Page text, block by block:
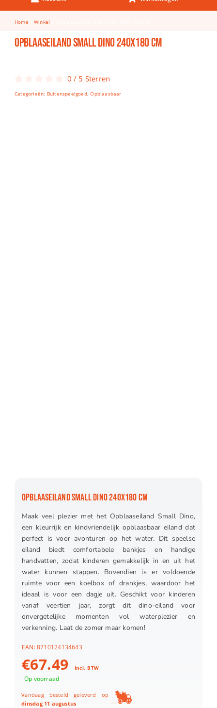
Keuken & Tafelen
Kinderfietsen
Knutselen
Spellen
Home Winkel
Opblaaseiland Small Dino 240X180 Cm
0 / 5 Sterren
Categorieën: Buitenspeelgoed,Opblaasbaar
OPBLAASEILAND SMALL DINO 240X180 CM
Maak veel plezier met het Opblaaseiland Small Dino,
een kleurrijk en kindvriendelijk opblaasbaar eiland dat
perfect is voor avonturen op het water. Dit speelse
eiland biedt comfortabele bankjes en handige
handvatten, zodat kinderen gemakkelijk in en uit het
water kunnen stappen. Bovendien is er voldoende
ruimte voor een koelbox of drankjes, waardoor het
ideaal is voor een dagje uit. Geschikt voor kinderen
vanaf veertien jaar, zorgt dit dino-eiland voor
onvergetelijke momenten vol waterplezier en
verkenning. Laat de zomer maar komen!
EAN:8710124134643
€67.49 Incl. BTW
Op voorraad
Vandaag besteld geleverd op
dinsdag 11 augustus